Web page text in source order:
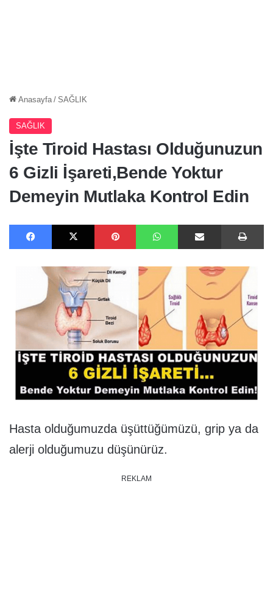
Anasayfa / SAĞLIK
SAĞLIK
İşte Tiroid Hastası Olduğunuzun
6 Gizli İşareti,Bende Yoktur
Demeyin Mutlaka Kontrol Edin
Facebook X Pinterest WhatsApp E-Posta ile paylaş
Hasta olduğumuzda üşüttüğümüzü, grip ya da
alerji olduğumuzu düşünürüz.
REKLAM